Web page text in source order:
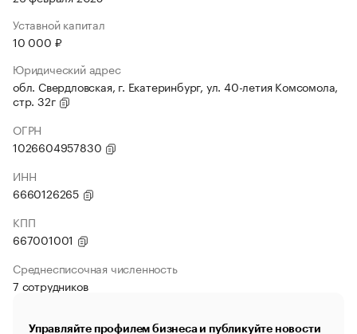
Уставной капитал
10 000 ₽
Юридический адрес
обл. Свердловская, г. Екатеринбург, ул. 40-летия Комсомола,
стр. 32г
ОГРН
1026604957830
ИНН
6660126265
КПП
667001001
Среднесписочная численность
7 сотрудников
Управляйте профилем бизнеса и публикуйте новости